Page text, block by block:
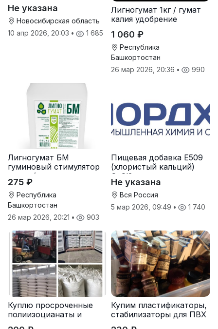
Не указана
Новосибирская область
10 апр 2026, 20:03 • 1 685
Лигногумат 1кг / гумат
калия удобрение
1 060 ₽
Республика
Башкортостан
26 мар 2026, 20:36 • 990
Лигногумат БМ
гуминовый стимулятор
роста (гумат калия с
фульвовыми кислотами)
275 ₽
Республика
Башкортостан
26 мар 2026, 20:21 • 903
Пищевая добавка Е509
(хлористый кальций)
CaCl2
Не указана
Вся Россия
5 мар 2026, 09:49 • 1 740
Куплю просроченные
полиизоцианаты и
Купим пластификаторы,
стабилизаторы для ПВХ